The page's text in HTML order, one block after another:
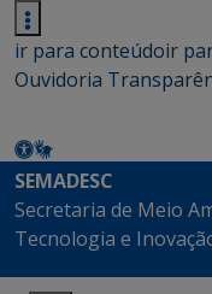
ir para conteúdoir
Ouvidoria
SEMADESC
Secretaria de Meio
Tecnologia e